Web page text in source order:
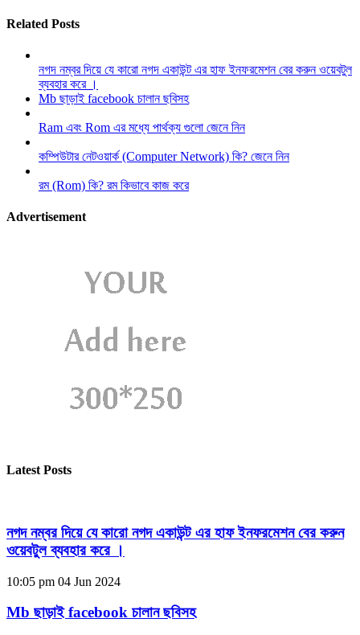
Related Posts
নগদ নম্বর দিয়ে যে কারো নগদ একাউন্ট এর হাফ ইনফরমেশন বের করুন ওয়েবটুল
ব্যবহার করে ।
Mb ছাড়াই facebook চালান ছবিসহ
Ram এবং Rom এর মধ্যে পার্থক্য গুলো জেনে নিন
কম্পিউটার নেটওয়ার্ক (Computer Network) কি? জেনে নিন
রম (Rom) কি? রম কিভাবে কাজ করে
Advertisement
Latest Posts
নগদ নম্বর দিয়ে যে কারো নগদ একাউন্ট এর হাফ ইনফরমেশন বের করুন
ওয়েবটুল ব্যবহার করে ।
10:05 pm 04 Jun 2024
Mb ছাড়াই facebook চালান ছবিসহ